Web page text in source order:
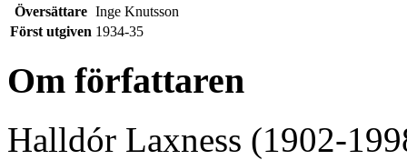
Översättare Inge Knutsson
Först utgiven 1934-35
Om författaren
Halldór Laxness (1902-